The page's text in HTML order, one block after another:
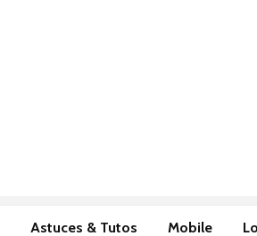
Astuces & Tutos Mobile